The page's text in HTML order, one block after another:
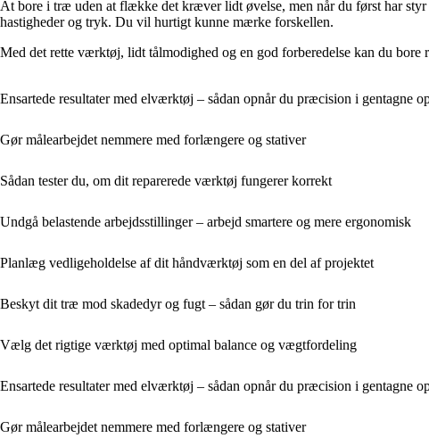
At bore i træ uden at flække det kræver lidt øvelse, men når du først har
hastigheder og tryk. Du vil hurtigt kunne mærke forskellen.
Med det rette værktøj, lidt tålmodighed og en god forberedelse kan du
Ensartede resultater med elværktøj – sådan opnår du præcision i gentagne
Gør målearbejdet nemmere med forlængere og stativer
Sådan tester du, om dit reparerede værktøj fungerer korrekt
Undgå belastende arbejdsstillinger – arbejd smartere og mere ergonomisk
Planlæg vedligeholdelse af dit håndværktøj som en del af projektet
Beskyt dit træ mod skadedyr og fugt – sådan gør du trin for trin
Vælg det rigtige værktøj med optimal balance og vægtfordeling
Ensartede resultater med elværktøj – sådan opnår du præcision i gentagne
Gør målearbejdet nemmere med forlængere og stativer